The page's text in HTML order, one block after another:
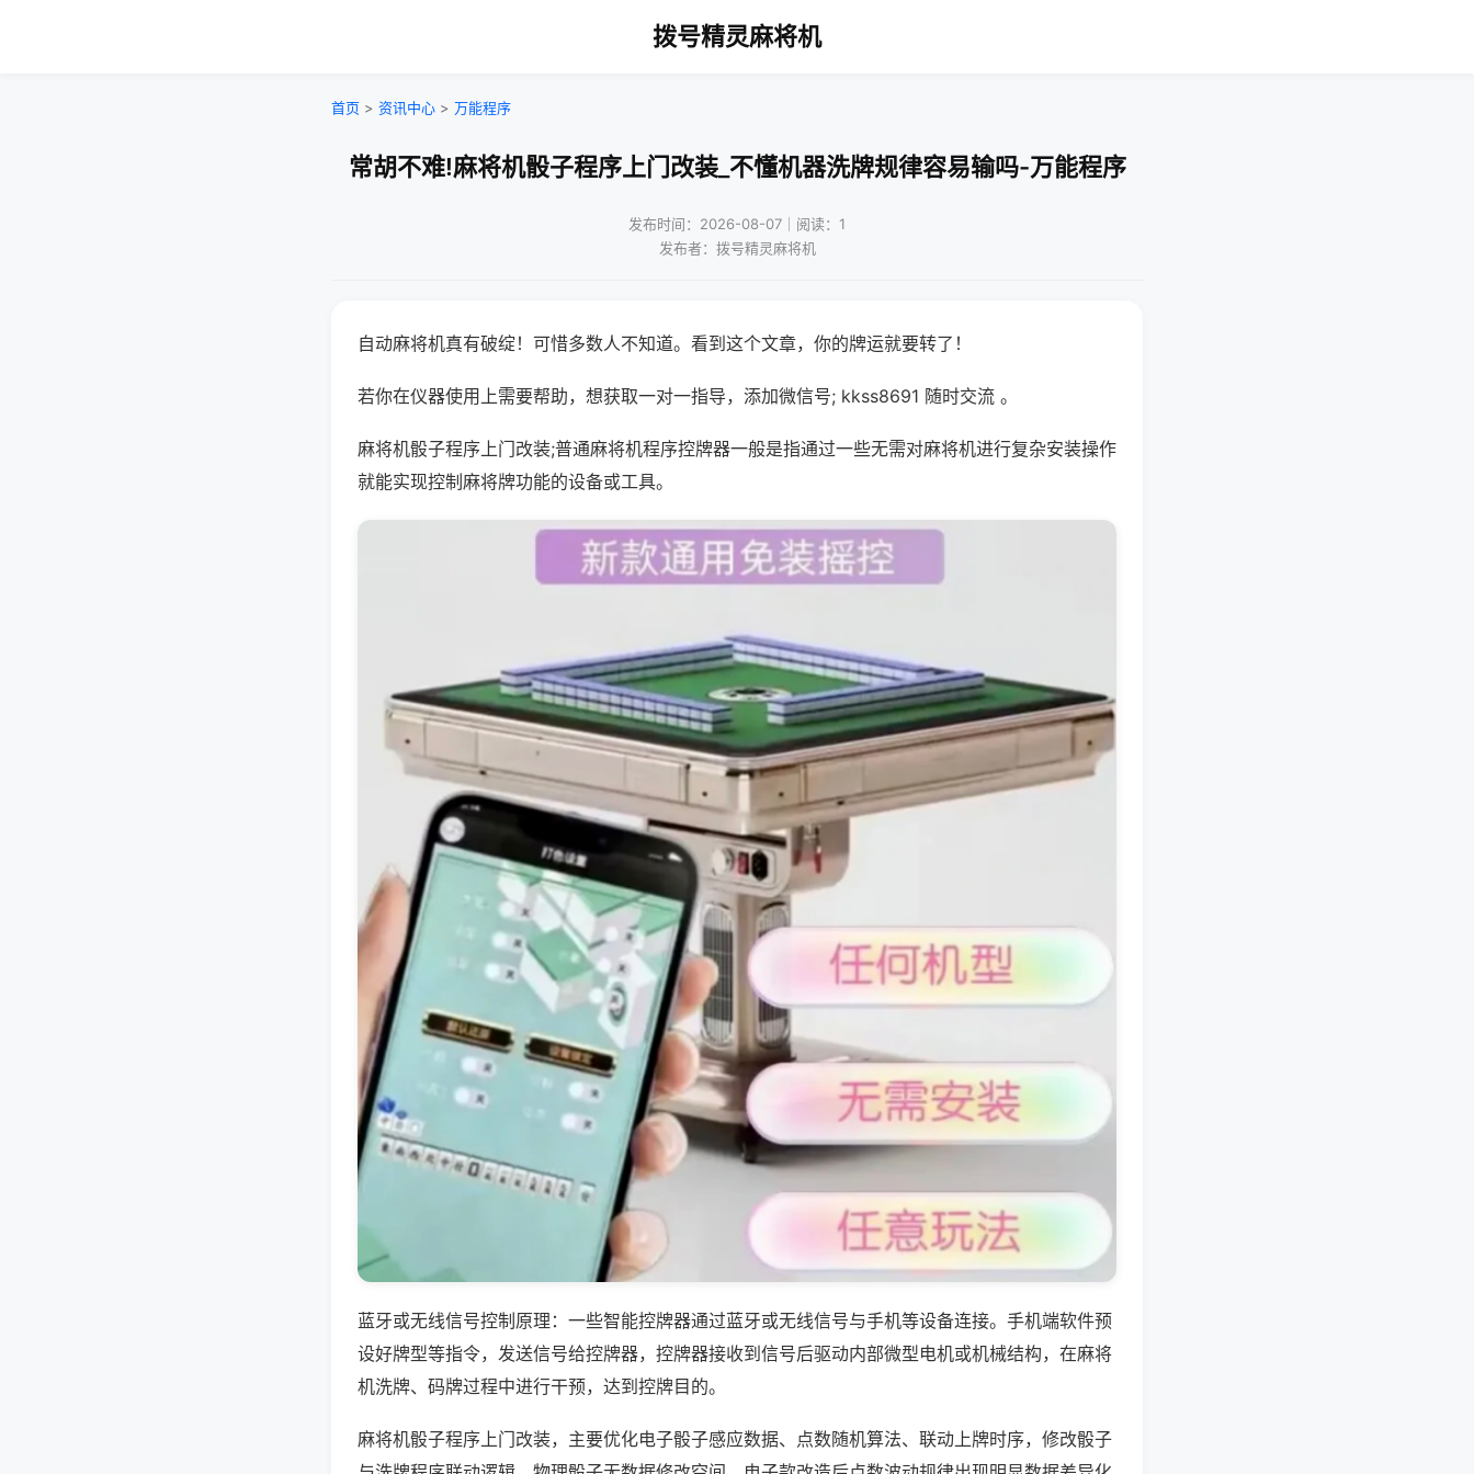
拨号精灵麻将机
首页 > 资讯中心 > 万能程序
常胡不难!麻将机骰子程序上门改装_不懂机器洗牌规律容易输吗-万能程序
发布时间：2026-08-07｜阅读：1
发布者：拨号精灵麻将机
自动麻将机真有破绽！可惜多数人不知道。看到这个文章，你的牌运就要转了！
若你在仪器使用上需要帮助，想获取一对一指导，添加微信号; kkss8691 随时交流 。
麻将机骰子程序上门改装;普通麻将机程序控牌器一般是指通过一些无需对麻将机进行复杂安装操作
就能实现控制麻将牌功能的设备或工具。
蓝牙或无线信号控制原理：一些智能控牌器通过蓝牙或无线信号与手机等设备连接。手机端软件预
设好牌型等指令，发送信号给控牌器，控牌器接收到信号后驱动内部微型电机或机械结构，在麻将
机洗牌、码牌过程中进行干预，达到控牌目的。
麻将机骰子程序上门改装，主要优化电子骰子感应数据、点数随机算法、联动上牌时序，修改骰子